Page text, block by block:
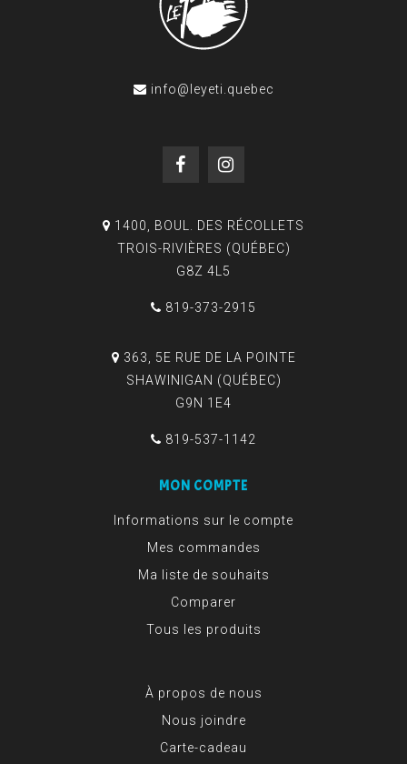
info@leyeti.quebec
1400, BOUL. DES RÉCOLLETS
TROIS-RIVIÈRES (QUÉBEC)
G8Z 4L5
819-373-2915
363, 5E RUE DE LA POINTE
SHAWINIGAN (QUÉBEC)
G9N 1E4
819-537-1142
MON COMPTE
Informations sur le compte
Mes commandes
Ma liste de souhaits
Comparer
Tous les produits
À propos de nous
Nous joindre
Carte-cadeau